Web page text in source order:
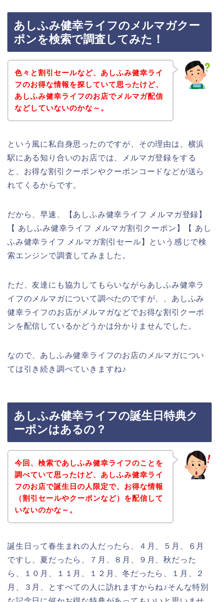
あしふみ健幸ライフのメルマガクー
ポンを検索で調査してみた！
色々と割引セールなど、あしふみ健幸ライ
フのお得な情報を探していて思ったけど、
あしふみ健幸ライフのお店でメルマガ配信
などしていないのかな～。
という風に私自身思ったのですが、その理由は、横浜
駅にある知り合いのお店では、メルマガ登録をする
と、お得な割引クーポンやクーポンコードなどが送ら
れてくるからです。
だから、早速、【あしふみ健幸ライフ メルマガ登録】
【 あしふみ健幸ライフ メルマガ割引クーポン】【 あし
ふみ健幸ライフ メルマガ割引セール】という感じで検
索エンジンで調査してみました。
ただ、友達にも協力してもらいながらあしふみ健幸ラ
イフのメルマガについて調べたのですが、、あしふみ
健幸ライフのお店がメルマガなどでお得な割引クーポ
ンを配信しているかどうかは分かりませんでした。
なので、あしふみ健幸ライフのお店のメルマガについ
ては引き続き調べていきますね♪
あしふみ健幸ライフの誕生日特典ク
ーポンはあるの？
今回、検索であしふみ健幸ライフのことを
調べていて思ったけど、あしふみ健幸ライ
フのお店で誕生日の人限定で、お得な情報
（割引セールやクーポンなど）を配信して
いないのかな～。
誕生日って春生まれの人だったら、４月、５月、６月
ですし、夏だったら、７月、８月、９月、秋だった
ら、１０月、１１月、１２月、冬だったら、１月、２
月、３月、とすべての人に訪れますからね♪そんな特別